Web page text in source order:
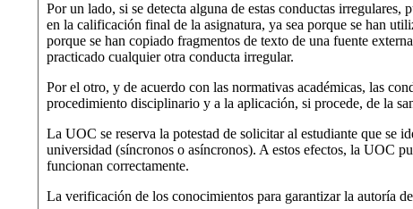
Por un lado, si se detecta alguna de estas conductas
en la calificación final de la asignatura, ya sea porque se han
porque se han copiado fragmentos de texto de una fuente
practicado cualquier otra conducta irregular.
Por el otro, y de acuerdo con las normativas académicas, las
procedimiento disciplinario y a la aplicación, si procede, de la
La UOC se reserva la potestad de solicitar al estudiante que se
universidad (síncronos o asíncronos). A estos efectos, la UOC
funcionan correctamente.
La verificación de los conocimientos para garantizar la autoría